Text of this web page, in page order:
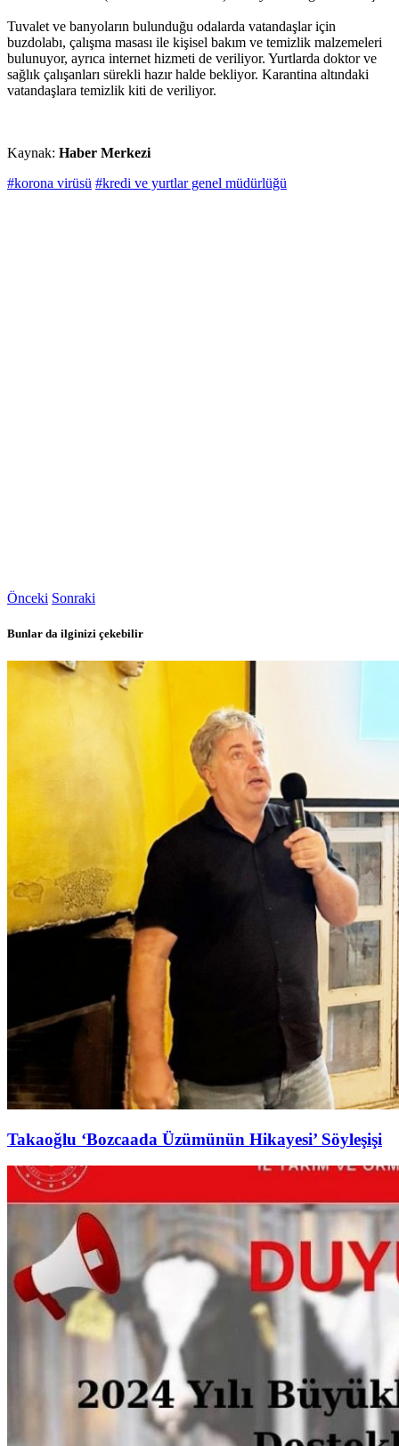
Tuvalet ve banyoların bulunduğu odalarda vatandaşlar için
buzdolabı, çalışma masası ile kişisel bakım ve temizlik malzemeleri
bulunuyor, ayrıca internet hizmeti de veriliyor. Yurtlarda doktor ve
sağlık çalışanları sürekli hazır halde bekliyor. Karantina altındaki
vatandaşlara temizlik kiti de veriliyor.
Kaynak: Haber Merkezi
#korona virüsü #kredi ve yurtlar genel müdürlüğü
Önceki Sonraki
Bunlar da ilginizi çekebilir
Takaoğlu ‘Bozcaada Üzümünün Hikayesi’ Söyleşişi